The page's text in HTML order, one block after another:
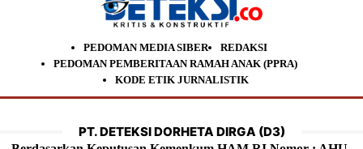
PEDOMAN MEDIA SIBER
REDAKSI
PEDOMAN PEMBERITAAN RAMAH ANAK (PPRA)
KODE ETIK JURNALISTIK
PT. DETEKSI DORHETA DIRGA (D3)